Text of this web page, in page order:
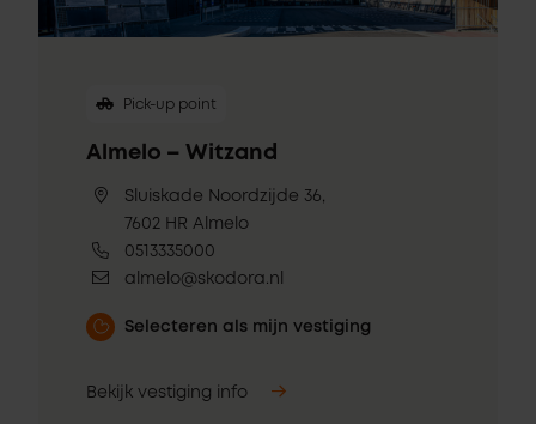
Pick-up point
Almelo – Witzand
Sluiskade Noordzijde 36,
7602 HR Almelo
0513335000
almelo@skodora.nl
Selecteren als mijn vestiging
Bekijk vestiging info